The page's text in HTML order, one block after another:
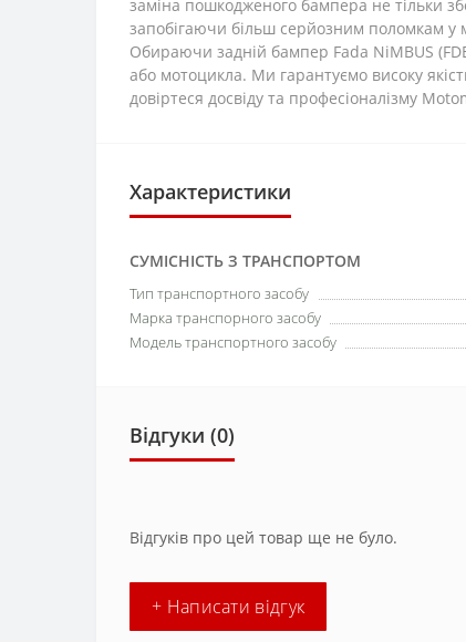
заміна пошкодженого бампера не тільки
запобігаючи більш серйозним поломкам у
Обираючи задній бампер Fada NiMBUS
або мотоцикла. Ми гарантуємо високу
довіртеся досвіду та професіоналізму
Характеристики
СУМІСНІСТЬ З ТРАНСПОРТОМ
Тип транспортного засобу
Марка транспорного засобу
Модель транспортного засобу
Відгуки (0)
Відгуків про цей товар ще не було.
+ Написати відгук